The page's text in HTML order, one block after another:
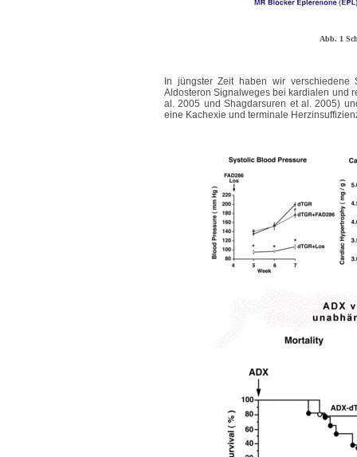
Abb. 1
In jüngster Zeit haben wir
Aldosteron Signalweges bei kardialen und
al. 2005 und Shagdarsuren et al. 2005)
eine Kachexie und terminale